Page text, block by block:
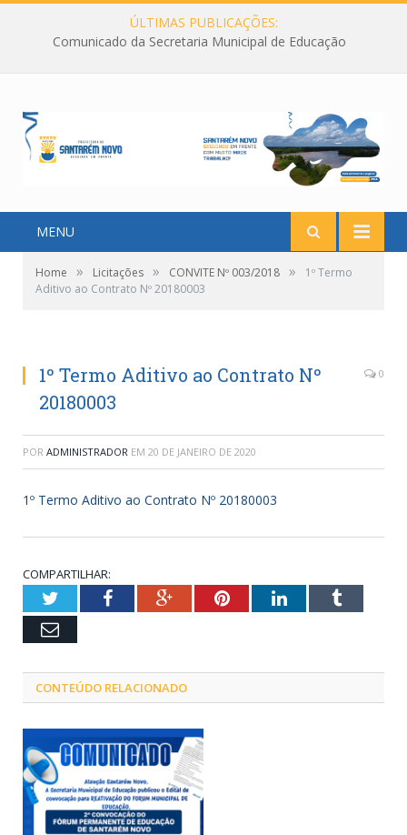
ÚLTIMAS PUBLICAÇÕES:
Comunicado da Secretaria Municipal de Educação
MENU
Home » Licitações » CONVITE Nº 003/2018 »
1º Termo
Aditivo ao Contrato Nº 20180003
1º Termo Aditivo ao Contrato Nº
20180003
0
POR ADMINISTRADOR EM 20 DE JANEIRO DE 2020
1º Termo Aditivo ao Contrato Nº 20180003
COMPARTILHAR:
TwitterFacebookGoogle+PinterestLinkedInTumblr
Email
CONTEÚDO RELACIONADO